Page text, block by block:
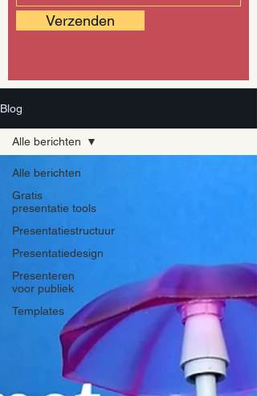
Verzenden
Blog
Alle berichten
Gratis
presentatie tools
Presentatiestructuur
Presentatiedesign
Presenteren
voor publiek
Templates
Alle berichten